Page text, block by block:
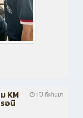
1 ปี ที่ผ่านมา
KM
อนิ